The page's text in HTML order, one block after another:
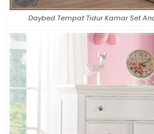
Daybed Tempat Tidur Kamar Set